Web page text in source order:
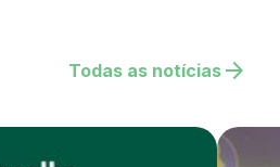
Todas as notícias arrow_forward